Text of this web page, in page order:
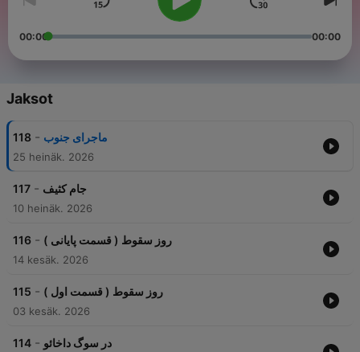
00:00 00:00
Jaksot
118 - ماجرای جنوب
25 heinäk. 2026
117 - جام کثیف
10 heinäk. 2026
116 - روز سقوط ( قسمت پایانی )
14 kesäk. 2026
115 - روز سقوط ( قسمت اول )
03 kesäk. 2026
114 - در سوگ داخائو